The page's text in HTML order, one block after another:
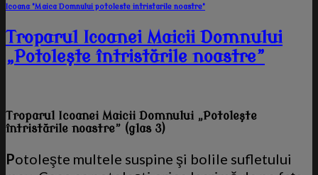
Icoana "Maica Domnului potoleste intristarile noastre"
Troparul Icoanei Maicii Domnului
„Potoleşte întristările noastre”
Troparul Icoanei Maicii Domnului „Potoleşte
întristările noastre” (glas 3)
Potoleşte multele suspine şi bolile sufletului